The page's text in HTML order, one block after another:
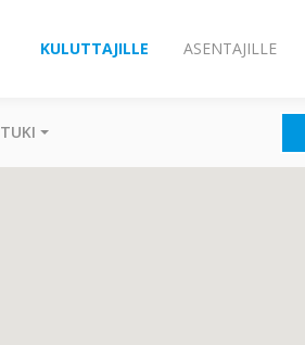
KULUTTAJILLE ASENTAJILLE
TUKI